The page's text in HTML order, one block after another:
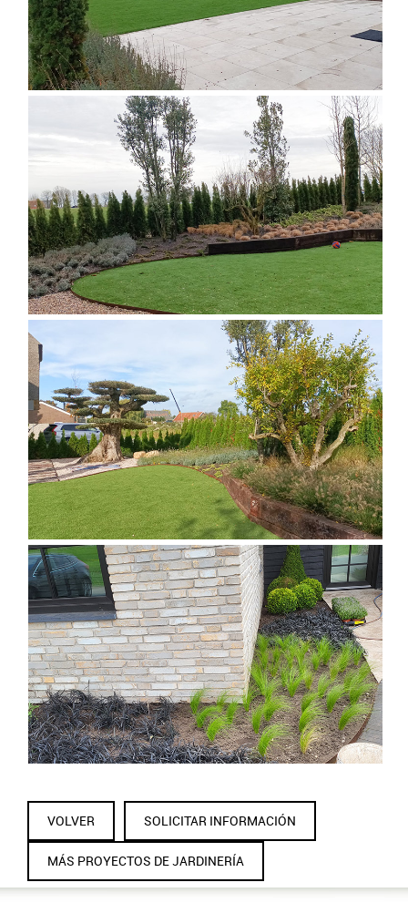
DISEÑO DE JARDÍN EXTERIOR
DISEÑO DE JARDÍN EXTERIOR
DISEÑO DE JARDÍN EXTERIOR
VOLVER SOLICITAR INFORMACIÓN
MÁS PROYECTOS DE JARDINERÍA